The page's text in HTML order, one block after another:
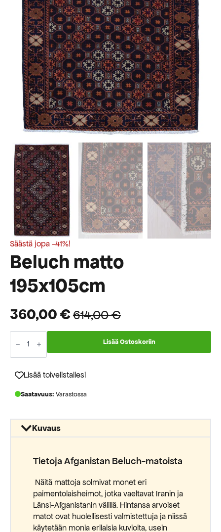
Säästä jopa -41%!
Beluch matto
195x105cm
614,00€
Alkuperäinen
hinta
oli:
614,00 €.
360,00€
Nykyinen
hinta
on:
360,00 €.
Beluch
matto
195x105cm
määrä
Lisää Ostoskoriin
Lisää toivelistallesi
Saatavuus: Varastossa
Kuvaus
Tietoja Afganistan Beluch-matoista
Näitä mattoja solmivat monet eri
paimentolaisheimot, jotka vaeltavat Iranin ja
Länsi-Afganistanin välillä. Hintansa arvoiset
matot ovat huolellisesti valmistettuja ja niissä
käytetään monia erilaisia kuvioita, usein